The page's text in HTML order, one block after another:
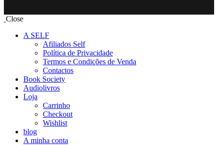
Close
A SELF
Afiliados Self
Política de Privacidade
Termos e Condições de Venda
Contactos
Book Society
Audiolivros
Loja
Carrinho
Checkout
Wishlist
blog
A minha conta